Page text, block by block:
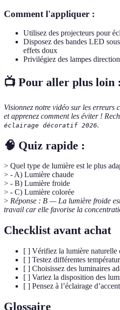
Comment l'appliquer :
Utilisez des projecteurs pour
Disposez des bandes LED
effets doux
Privilégiez des lampes
📺 Pour aller plus loin :
Visionnez notre vidéo sur les erreurs
et apprenez comment les éviter !
éclairage décoratif 2026.
🧠 Quiz rapide :
> Quel type de lumière est le plus
> - A) Lumière chaude
> - B) Lumière froide
> - C) Lumière colorée
> Réponse : B — La lumière froide
travail car elle favorise la
Checklist avant achat
[ ] Vérifiez la lumière naturelle
[ ] Testez différentes
[ ] Choisissez des luminaires
[ ] Variez la disposition des
[ ] Pensez à l’éclairage
Glossaire